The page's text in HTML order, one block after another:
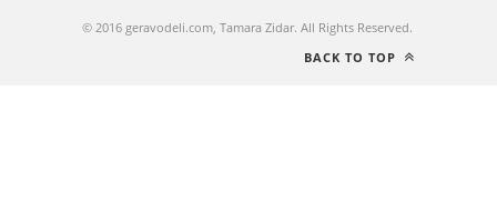
© 2016 geravodeli.com, Tamara Zidar. All Rights Reserved.
BACK TO TOP